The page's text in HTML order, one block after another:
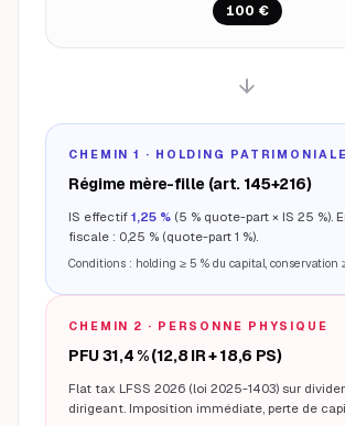
100 €
CHEMIN 1 · HOLDING PATRIMONIALE
Régime mère-fille (art. 145+216)
IS effectif 1,25 % (5 % quote-part × IS 25 %).
fiscale : 0,25 % (quote-part 1 %).
Conditions : holding ≥ 5 % du capital, conservation
CHEMIN 2 · PERSONNE PHYSIQUE
PFU 31,4 % (12,8 IR + 18,6 PS)
Flat tax LFSS 2026 (loi 2025-1403) sur
dirigeant. Imposition immédiate, perte de